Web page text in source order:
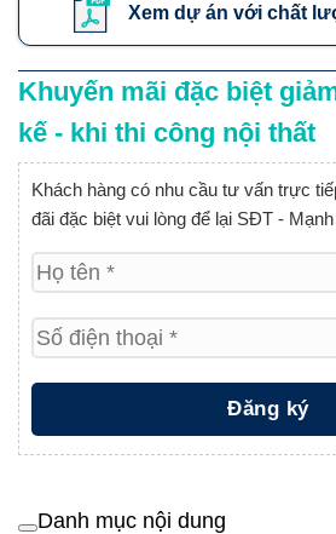
Xem dự án với chất
Khuyến mãi đặc biệt
kế - khi thi công nội thất
Khách hàng có nhu cầu tư vấn trực
đãi đặc biệt vui lòng để lại SĐT -
Danh mục nội dung